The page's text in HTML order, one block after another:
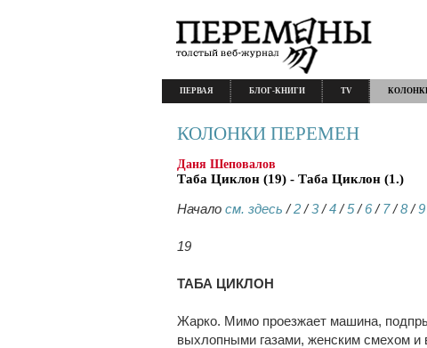
ПЕРВАЯ БЛОГ-КНИГИ TV
КОЛОНКИ ПЕРЕМЕН
Даня Шеповалов
Таба Циклон (19) - Таба Циклон (1.)
Начало см. здесь /2/3/4/5/6/7/8/9
19
ТАБА ЦИКЛОН
Жарко. Мимо проезжает машина,
выхлопными газами, женским смехом